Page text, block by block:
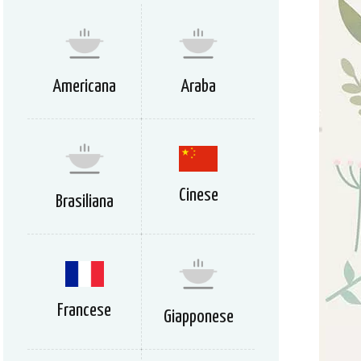
Americana Araba
Brasiliana Cinese
Francese Giapponese